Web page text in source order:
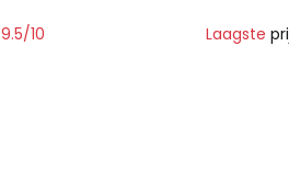
9.5/10 Laagste